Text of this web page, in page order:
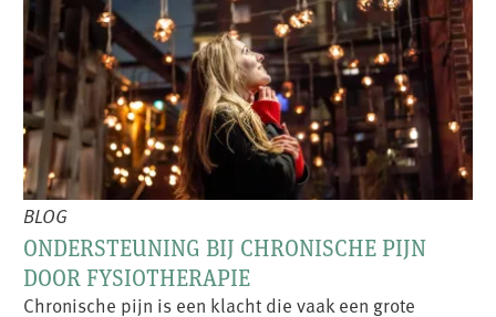
BLOG
ONDERSTEUNING BIJ CHRONISCHE PIJN
DOOR FYSIOTHERAPIE
Chronische pijn is een klacht die vaak een grote